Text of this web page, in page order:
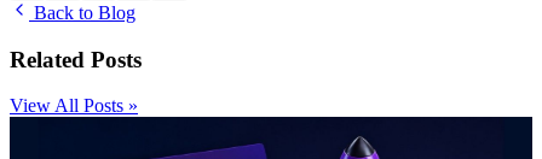
Back to Blog
Related Posts
View All Posts »